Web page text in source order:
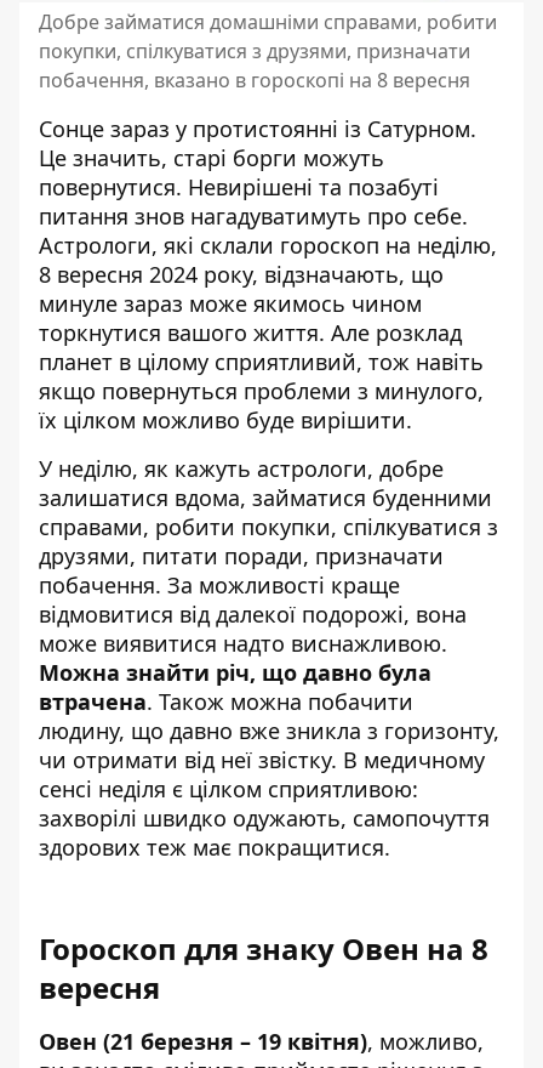
Добре займатися домашніми справами, робити
покупки, спілкуватися з друзями, призначати
побачення, вказано в гороскопі на 8 вересня
Сонце зараз у протистоянні із Сатурном.
Це значить, старі борги можуть
повернутися. Невирішені та позабуті
питання знов нагадуватимуть про себе.
Астрологи, які склали гороскоп на неділю,
8 вересня 2024 року, відзначають, що
минуле зараз може якимось чином
торкнутися вашого життя. Але розклад
планет в цілому сприятливий, тож навіть
якщо повернуться проблеми з минулого,
їх цілком можливо буде вирішити.
У неділю, як кажуть астрологи, добре
залишатися вдома, займатися буденними
справами, робити покупки, спілкуватися з
друзями, питати поради, призначати
побачення. За можливості краще
відмовитися від далекої подорожі, вона
може виявитися надто виснажливою.
Можна знайти річ, що давно була
втрачена. Також можна побачити
людину, що давно вже зникла з горизонту,
чи отримати від неї звістку. В медичному
сенсі неділя є цілком сприятливою:
захворілі швидко одужають, самопочуття
здорових теж має покращитися.
Гороскоп для знаку Овен на 8
вересня
Овен (21 березня – 19 квітня), можливо,